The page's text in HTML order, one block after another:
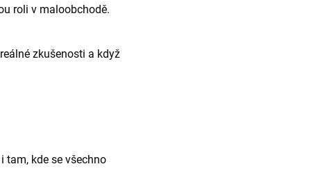
roli v maloobchodě.
zkušenosti a když
tam, kde se všechno